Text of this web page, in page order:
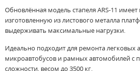
Обновлённая модель стапеля ARS-11
изготовленную из листового металла
выдерживать максимальные нагрузки.
Идеально подходит для ремонта легковых
микроавтобусов и рамных автомобилей с
сложности, весом до 3500 кг.